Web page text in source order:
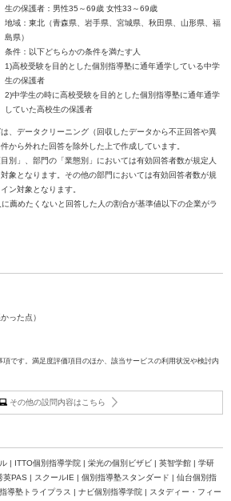
生の保護者：男性35～69歳 女性33～69歳
地域：東北（青森県、岩手県、宮城県、秋田県、山形県、福
島県）
条件：以下どちらかの条件を満たす人
1)高校受験を目的とした個別指導塾に通年通学している中学
生の保護者
2)中学生の時に高校受験を目的とした個別指導塾に通年通学
していた高校生の保護者
、データクリーニング（回収したデータから不正回答や異
から外れた回答を除外した上で作成しています。
別」、部門の「業態別」においては有効回答者数が規定人
象となります。その他の部門においては有効回答者数が規
ン対象となります。
薦めたくないと回答した人の割合が基準値以下の企業がラ
った点）
です。満足度評価項目のほか、該当サービスの利用状況や検討内
その他の設問内容はこちら
| ITTO個別指導学院 | 栄光の個別ビザビ | 英智学館 | 学研
PAS | スクールIE | 個別指導塾スタンダード | 仙台個別指
導塾トライプラス | ナビ個別指導学院 | スタディー・フィー